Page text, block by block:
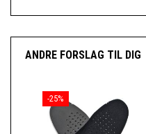
ANDRE FORSLAG TIL DIG
-25%